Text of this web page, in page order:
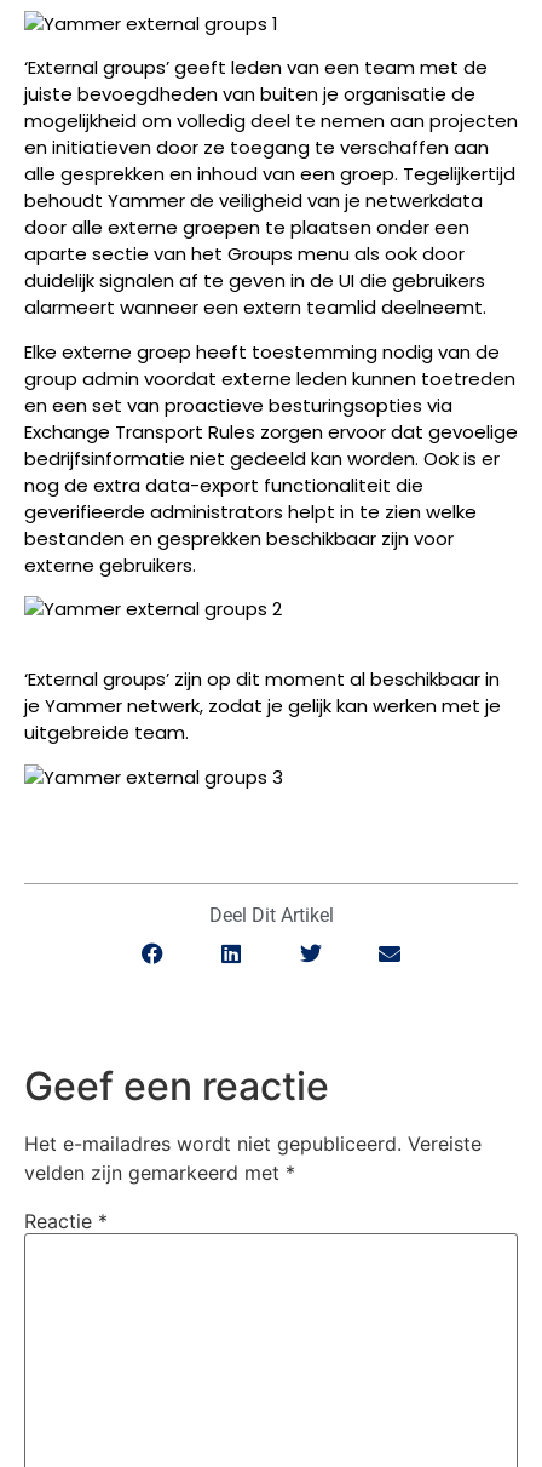
‘External groups’ geeft leden van een team met de
juiste bevoegdheden van buiten je organisatie de
mogelijkheid om volledig deel te nemen aan projecten
en initiatieven door ze toegang te verschaffen aan
alle gesprekken en inhoud van een groep. Tegelijkertijd
behoudt Yammer de veiligheid van je netwerkdata
door alle externe groepen te plaatsen onder een
aparte sectie van het Groups menu als ook door
duidelijk signalen af te geven in de UI die gebruikers
alarmeert wanneer een extern teamlid deelneemt.
Elke externe groep heeft toestemming nodig van de
group admin voordat externe leden kunnen toetreden
en een set van proactieve besturingsopties via
Exchange Transport Rules zorgen ervoor dat gevoelige
bedrijfsinformatie niet gedeeld kan worden. Ook is er
nog de extra data-export functionaliteit die
geverifieerde administrators helpt in te zien welke
bestanden en gesprekken beschikbaar zijn voor
externe gebruikers.
‘External groups’ zijn op dit moment al beschikbaar in
je Yammer netwerk, zodat je gelijk kan werken met je
uitgebreide team.
Deel Dit Artikel
Geef een reactie
Het e-mailadres wordt niet gepubliceerd. Vereiste
velden zijn gemarkeerd met *
Reactie *